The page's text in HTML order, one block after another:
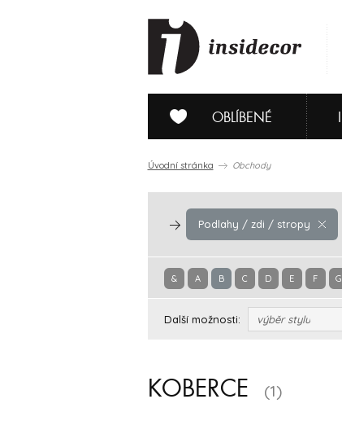
OBLÍBENÉ
Úvodní stránka Obchody
Podlahy / zdi / stropy
& A B C D E F G
Další možnosti: výběr stylu
KOBERCE (1)